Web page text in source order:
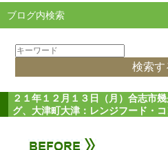
ブログ内検索
２１年１２月１３日（月）合志市
グ、大津町大津：レンジフード・